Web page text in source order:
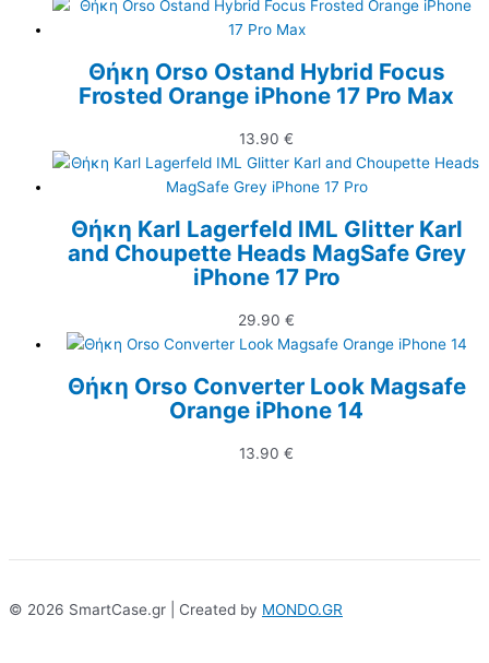
Θήκη Orso Ostand Hybrid Focus
Frosted Orange iPhone 17 Pro Max
13.90 €
Θήκη Karl Lagerfeld IML Glitter Karl
and Choupette Heads MagSafe Grey
iPhone 17 Pro
29.90 €
Θήκη Orso Converter Look Magsafe
Orange iPhone 14
13.90 €
© 2026 SmartCase.gr | Created by MONDO.GR